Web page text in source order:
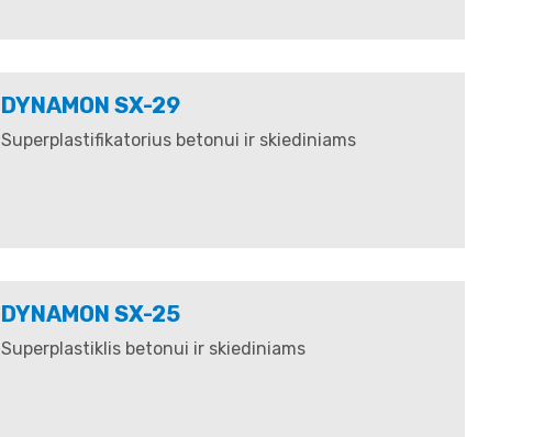
DYNAMON SX-29
Superplastifikatorius betonui ir skiediniams
DYNAMON SX-25
Superplastiklis betonui ir skiediniams